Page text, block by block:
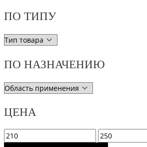
ПО ТИПУ
ПО НАЗНАЧЕНИЮ
ЦЕНА
М
М